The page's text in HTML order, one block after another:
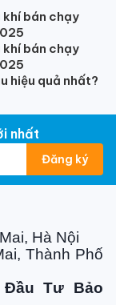
(kg)
tối đa) (m)
khí bán chạy
khí bán chạy
hiệu quả nhất?
nhất
Đăng ký
Hà Nội
Thành Phố
Đầu Tư Bảo